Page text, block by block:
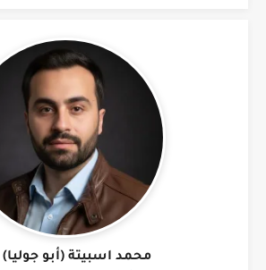
محمد اسبيتة (أبو جوليا)